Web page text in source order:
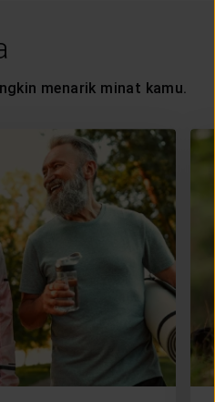
menarik minat kamu.